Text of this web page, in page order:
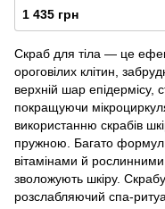
1 435 грн
Скраб для тіла — це
ороговілих клітин,
верхній шар епідермісу,
покращуючи
використанню скрабів
пружною. Багато формул
вітамінами й рослинними
зволожують шкіру.
розслабляючий спа-